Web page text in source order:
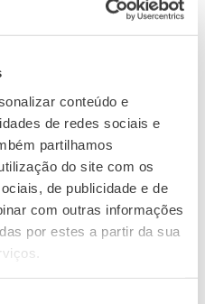
conteúdo e
de redes sociais e
partilhamos
do site com os
de publicidade e de
com outras informações
por estes a partir da sua
equilibrada e final
e manga.
cada prato.
10º e 12ºC
seco e fresco e ao abrigo da
homenagem às